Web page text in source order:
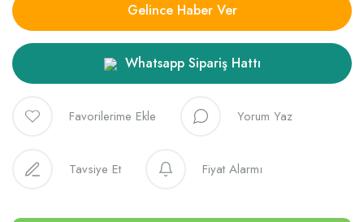
Gelince Haber Ver
Whatsapp Sipariş Hattı
Yorum Yaz
Tavsiye Et Fiyat Alarmı